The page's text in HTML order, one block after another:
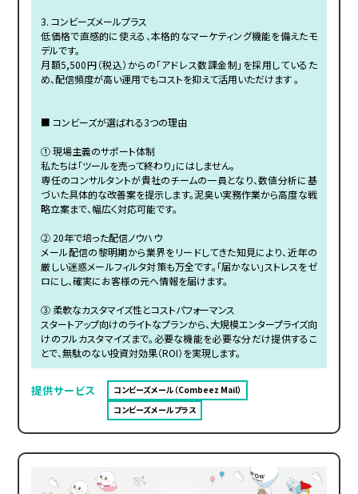
3. コンビーズメールプラス
低価格で直感的に使える、本格的なマーケティング機能を備えたモ
デルです。
月額5,500円（税込）からの「アドレス数課金制」を採用しているた
め、配信頻度が高い運用でもコストを抑えて活用いただけます 。
■ コンビーズが選ばれる3つの理由
① 現場主義のサポート体制
私たちは「ツールを売って終わり」にはしません。
専任のコンサルタントが貴社のチームの一員となり、数値分析に基
づいた具体的な改善案を提示します。泥臭い実務作業から高度な戦
略立案まで、幅広く対応可能です。
② 20年で培った配信ノウハウ
メール配信の黎明期から業界をリードしてきた知見により、近年の
厳しい迷惑メールフィルタ対策も万全です。「届かない」ストレスをゼ
ロにし、確実にお客様の元へ情報を届けます。
③ 柔軟なカスタマイズ性とコストパフォーマンス
スタートアップ向けのライトなプランから、大規模エンタープライズ向
けのフルカスタマイズまで。必要な機能を必要な分だけ提供するこ
とで、無駄のない投資対効果（ROI）を実現します。
提供サービス
コンビーズメール（Combeez Mail）
コンビーズメールプラス